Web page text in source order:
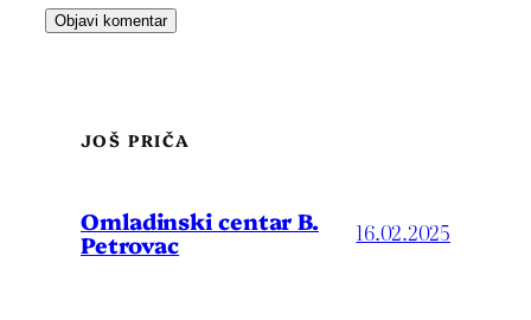
JOŠ PRIČA
Omladinski centar B.
Petrovac 16.02.2025